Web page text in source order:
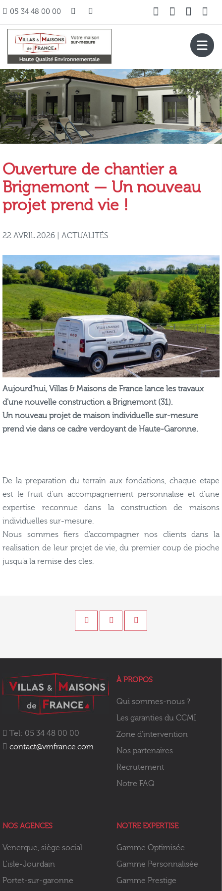
05 34 48 00 00
Ouverture de chantier a
Brignemont — Un nouveau
projet prend vie !
22 AVRIL 2026 | ACTUALITÉS
Aujourd'hui, Villas & Maisons de France lance les travaux
d'une nouvelle construction a Brignemont (31).
Un nouveau projet de maison individuelle sur-mesure
prend vie dans ce cadre verdoyant de Haute-Garonne.
De la preparation du terrain aux fondations, chaque etape
est le fruit d'un accompagnement personnalise et d'une
expertise reconnue dans la construction de maisons
individuelles sur-mesure.
Nous sommes fiers d'accompagner nos clients dans la
realisation de leur projet de vie, du premier coup de pioche
jusqu'a la remise des cles.
Tel: 05 34 48 00 00
contact@vmfrance.com
À PROPOS
Qui sommes-nous ?
Les garanties du CCMI
Zone d’intervention
Nos partenaires
Recrutement
Notre FAQ
NOS AGENCES
Venerque, siège social
L'isle-Jourdain
Portet-sur-garonne
NOTRE EXPERTISE
Gamme Optimisée
Gamme Personnalisée
Gamme Prestige